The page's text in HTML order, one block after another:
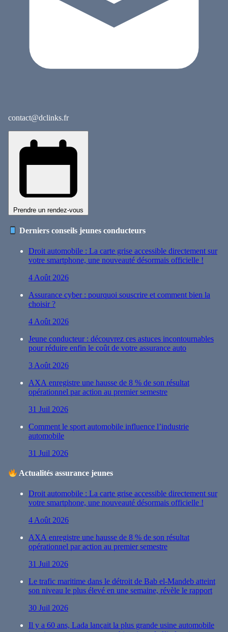
contact@dclinks.fr
Prendre un rendez-vous
Derniers conseils jeunes conducteurs
Droit automobile : La carte grise accessible directement sur
votre smartphone, une nouveauté désormais officielle !
4 Août 2026
Assurance cyber : pourquoi souscrire et comment bien la
choisir ?
4 Août 2026
Jeune conducteur : découvrez ces astuces incontournables
pour réduire enfin le coût de votre assurance auto
3 Août 2026
AXA enregistre une hausse de 8 % de son résultat
opérationnel par action au premier semestre
31 Juil 2026
Comment le sport automobile influence l’industrie
automobile
31 Juil 2026
Actualités assurance jeunes
Droit automobile : La carte grise accessible directement sur
votre smartphone, une nouveauté désormais officielle !
4 Août 2026
AXA enregistre une hausse de 8 % de son résultat
opérationnel par action au premier semestre
31 Juil 2026
Le trafic maritime dans le détroit de Bab el-Mandeb atteint
son niveau le plus élevé en une semaine, révèle le rapport
30 Juil 2026
Il y a 60 ans, Lada lançait la plus grande usine automobile